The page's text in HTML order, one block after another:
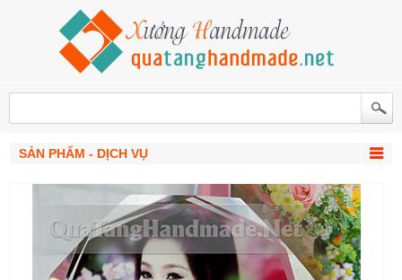
SẢN PHẨM - DỊCH VỤ